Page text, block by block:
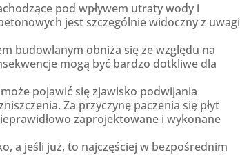
pod wpływem utraty wody i
jest szczególnie widoczny z uwagi
budowlanym obniża się ze względu na
mogą być bardzo dotkliwe dla
pojawić się zjawisko podwijania
Za przyczynę paczenia się płyt
zaprojektowane i wykonane
a jeśli już, to najczęściej w bezpośrednim